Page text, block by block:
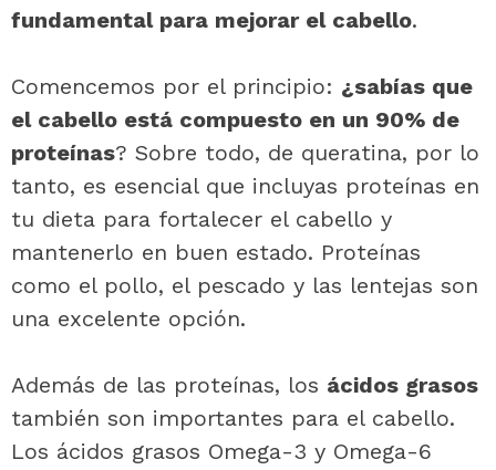
fundamental para mejorar el cabello.
Comencemos por el principio: ¿sabías que
el cabello está compuesto en un 90% de
proteínas? Sobre todo, de queratina, por lo
tanto, es esencial que incluyas proteínas en
tu dieta para fortalecer el cabello y
mantenerlo en buen estado. Proteínas
como el pollo, el pescado y las lentejas son
una excelente opción.
Además de las proteínas, los ácidos grasos
también son importantes para el cabello.
Los ácidos grasos Omega-3 y Omega-6